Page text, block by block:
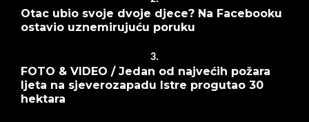
Otac ubio svoje dvoje djece? Na Facebooku
ostavio uznemirujuću poruku
3.
FOTO & VIDEO / Jedan od najvećih požara
ljeta na sjeverozapadu Istre progutao 30
hektara